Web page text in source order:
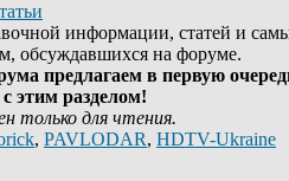
информации, статей и
обсуждавшихся на форуме.
предлагаем в первую
этим разделом!
только для чтения.
, PAVLODAR, HDTV-Ukraine